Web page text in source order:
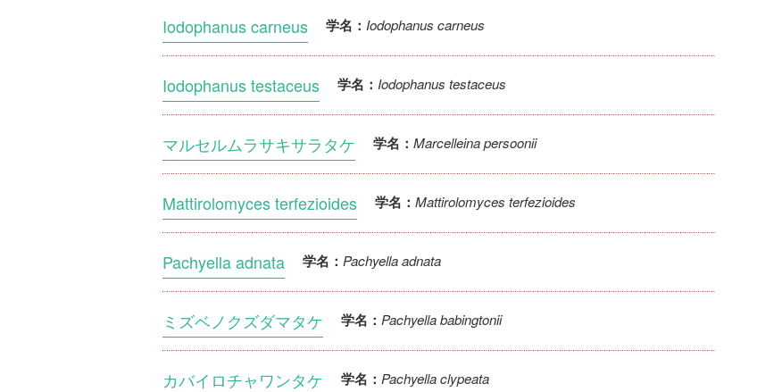
Iodophanus carneus 学名： Iodophanus carneus
Iodophanus testaceus 学名： Iodophanus testaceus
マルセルムラサキサラタケ 学名： Marcelleina persoonii
Mattirolomyces terfezioides 学名： Mattirolomyces terfezioides
Pachyella adnata 学名： Pachyella adnata
ミズベノクズダマタケ 学名： Pachyella babingtonii
カバイロチャワンタケ 学名： Pachyella clypeata